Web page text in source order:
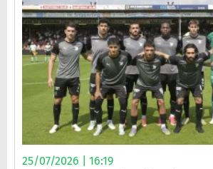
25/07/2026 | 16:19